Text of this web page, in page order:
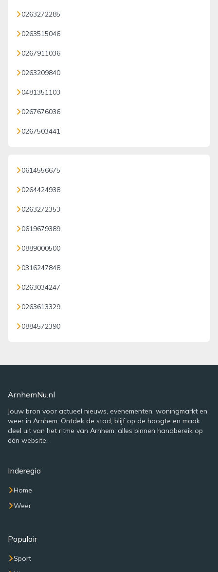
0263272285
0263515046
0267911036
0263209840
0481351103
0267676036
0267503441
0614556675
0264424938
0263272353
0619679389
0889000500
0316247848
0263034247
0263613329
0884572390
ArnhemNu.nl
Jouw bron voor actueel nieuws, evenementen, woningmarkt en
weer in Arnhem. Ontdek de stad, blijf op de hoogte en maak
deel uit van het ritme van Arnhem, alles binnen handbereik op
één website.
Inderegio
Home
Weer
Populair
Sport